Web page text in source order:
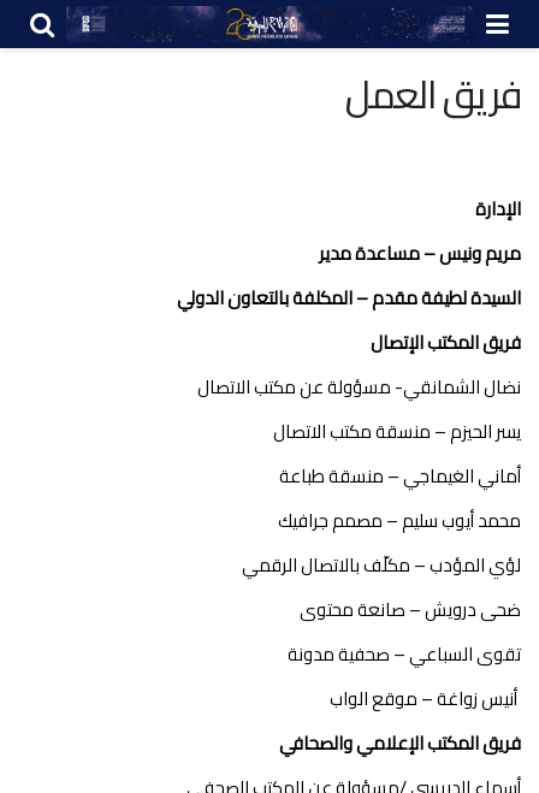
فريق العمل
الإدارة
مريم ونيس – مساعدة مدير
السيدة لطيفة مقدم – المكلفة بالتعاون الدولي
فريق المكتب الإتصال
نضال الشمانقي- مسؤولة عن مكتب الاتصال
يسر الحيزم – منسقة مكتب الاتصال
أماني الغيماجي – منسقة طباعة
محمد أيوب سليم – مصمم جرافيك
لؤي المؤدب – مكلّف بالاتصال الرقمي
ضحى درويش – صانعة محتوى
تقوى السباعي – صحفية مدونة
أنيس زواغة – موقع الواب
فريق المكتب الإعلامي والصحافي